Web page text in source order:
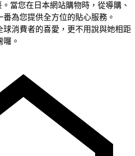
當您在日本網站購物時，從導購、
為您提供全方位的貼心服務。
球消費者的喜愛，更不用說與她相距
囉。